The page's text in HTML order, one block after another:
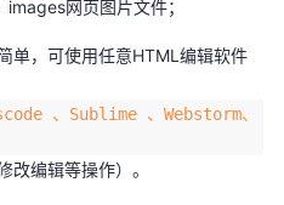
网页图片文件；
单，可使用任意HTML编辑软件
、Sublime 、Webstorm、
编辑等操作）。